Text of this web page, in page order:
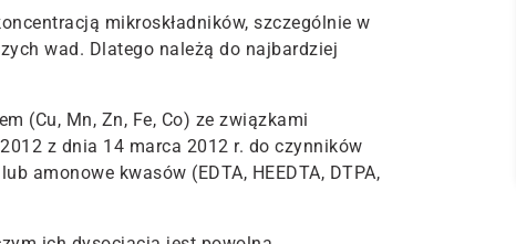
mikroskładników, szczególnie w
wad. Dlatego należą do najbardziej
(Cu, Mn, Zn, Fe, Co) ze związkami
z dnia 14 marca 2012 r. do czynników
amonowe kwasów (EDTA, HEEDTA, DTPA,